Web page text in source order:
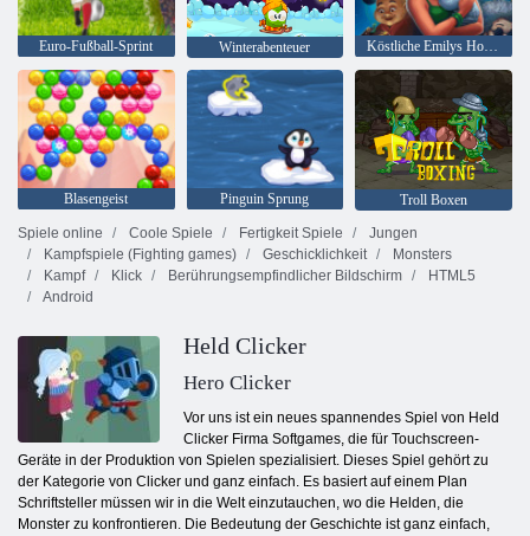
Euro-Fußball-Sprint Winterabenteuer Köstliche Emilys Hopes & Fears
Blasengeist Pinguin Sprung
Troll Boxen
Spiele online
Coole Spiele Fertigkeit Spiele
Jungen
Kampfspiele (Fighting games)
Geschicklichkeit
Monsters
Kampf
Klick Berührungsempfindlicher Bildschirm
HTML5
Android
Held Clicker
Hero Clicker
Vor uns ist ein neues spannendes Spiel von Held
Clicker Firma Softgames, die für Touchscreen-
Geräte in der Produktion von Spielen spezialisiert. Dieses Spiel gehört zu
der Kategorie von Clicker und ganz einfach. Es basiert auf einem Plan
Schriftsteller müssen wir in die Welt einzutauchen, wo die Helden, die
Monster zu konfrontieren. Die Bedeutung der Geschichte ist ganz einfach,